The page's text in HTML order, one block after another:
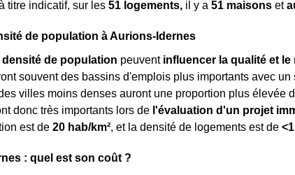
titre indicatif, sur les 51 logements, il y a 51 maisons et
de population à Aurions-Idernes
densité de population peuvent influencer la qualité et
souvent des bassins d'emplois plus importants avec un
villes moins denses auront une proportion plus élevée
donc très importants lors de l'évaluation d'un projet
est de 20 hab/km², et la densité de logements est de
: quel est son coût ?